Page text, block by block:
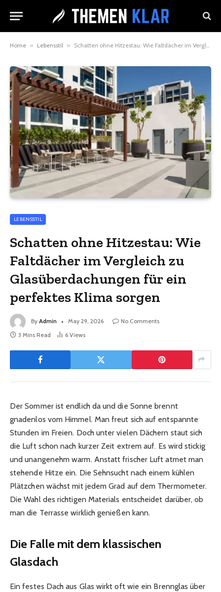
Home » Lebensstil » Schatten ohne Hitzestau: Wie Faltdächer im Vergleich zu Glasüberdachungen für ein perfektes Klima sorgen
LEBENSSTIL
Schatten ohne Hitzestau: Wie
Faltdächer im Vergleich zu
Glasüberdachungen für ein
perfektes Klima sorgen
By Admin May 29, 2026
No Comments
3 Mins Read
6 Views
Der Sommer ist endlich da und die Sonne brennt
gnadenlos vom Himmel. Man freut sich auf entspannte
Stunden im Freien. Doch unter vielen Dächern staut sich
die Luft schon nach kurzer Zeit extrem auf. Es wird stickig
und unangenehm warm. Anstatt frischer Luft atmet man
stehende Hitze ein. Die Sehnsucht nach einem kühlen
Plätzchen wächst mit jedem Grad auf dem Thermometer.
Die Wahl des richtigen Materials entscheidet darüber, ob
man die Terrasse wirklich genießen kann.
Die Falle mit dem klassischen
Glasdach
Ein festes Dach aus Glas wirkt oft wie ein Brennglas über